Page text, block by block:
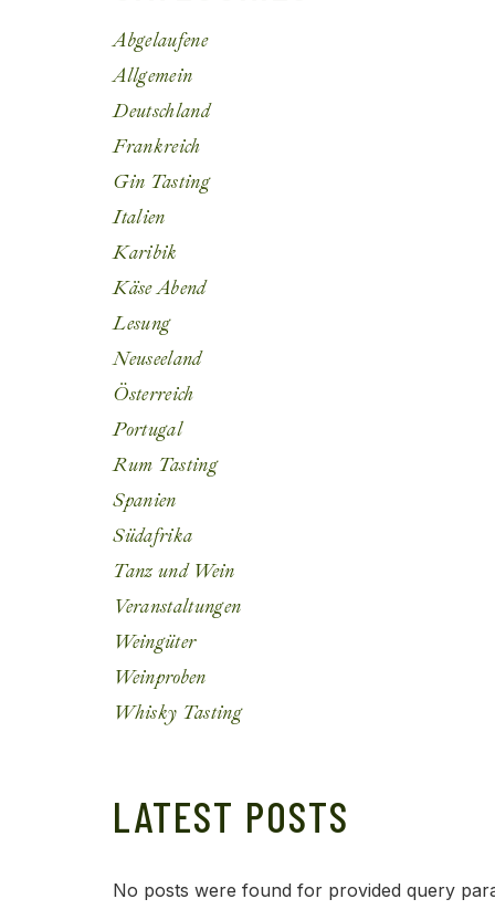
Abgelaufene
Allgemein
Deutschland
Frankreich
Gin Tasting
Italien
Karibik
Käse Abend
Lesung
Neuseeland
Österreich
Portugal
Rum Tasting
Spanien
Südafrika
Tanz und Wein
Veranstaltungen
Weingüter
Weinproben
Whisky Tasting
LATEST POSTS
No posts were found for provided query